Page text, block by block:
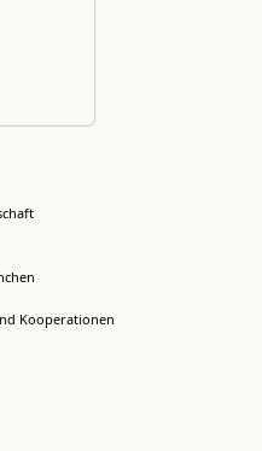
Kooperationen